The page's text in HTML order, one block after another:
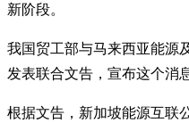
新阶段。
我国贸工部与马来西亚能源
发表联合文告，宣布这个消息
根据文告，新加坡能源互联